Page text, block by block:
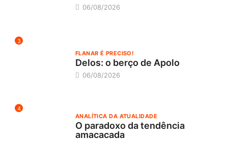
06/08/2026
3
FLANAR É PRECISO!
Delos: o berço de Apolo
06/08/2026
4
ANALÍTICA DA ATUALIDADE
O paradoxo da tendência
amacacada